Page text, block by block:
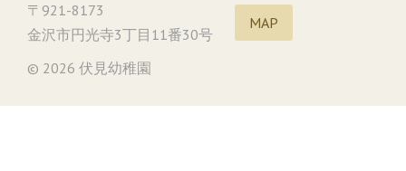
〒921-8173
金沢市円光寺3丁目11番30号
MAP
© 2026 伏見幼稚園